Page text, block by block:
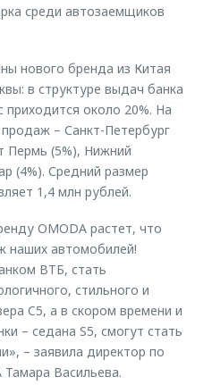
среди автозаемщиков
нового бренда из Китая
в структуре выдач банка
приходится около 20%. На
– Санкт-Петербург
Пермь (5%), Нижний
(4%). Средний размер
1,4 млн рублей.
OMODA растет, что
наших автомобилей!
ВТБ, стать
стильного и
C5, а в скором времени и
– седана S5, смогут стать
– заявила директор по
Васильева.